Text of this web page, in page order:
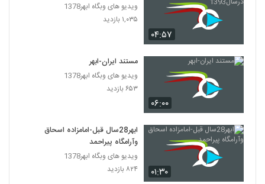
۰۴:۵۷
ویدیو های وبگاه ابهر1378
۱,۰۳۵ بازدید
۰۶:۰۰
مستند ایران-ابهر
ویدیو های وبگاه ابهر1378
۶۵۳ بازدید
۰۱:۳۰
ابهر28سال قبل-امامزاده اسحاق
وآرامگاه پیراحمد
ویدیو های وبگاه ابهر1378
۸۲۴ بازدید